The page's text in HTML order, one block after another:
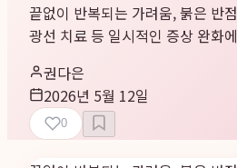
끝없이 반복되는 가려움, 붉은 반
광선 치료 등 일시적인 증상 완화
권다은
2026년 5월 12일
0